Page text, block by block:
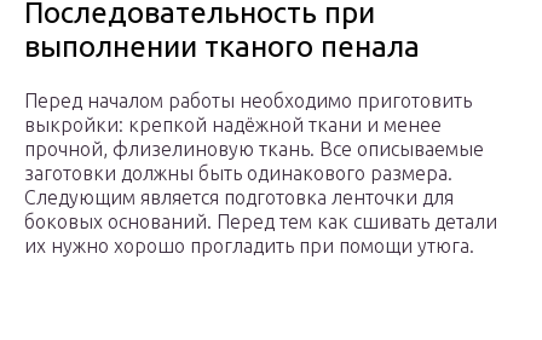
Последовательность при
выполнении тканого пенала
Перед началом работы необходимо приготовить
выкройки: крепкой надёжной ткани и менее
прочной, флизелиновую ткань. Все описываемые
заготовки должны быть одинакового размера.
Следующим является подготовка ленточки для
боковых оснований. Перед тем как сшивать детали
их нужно хорошо прогладить при помощи утюга.